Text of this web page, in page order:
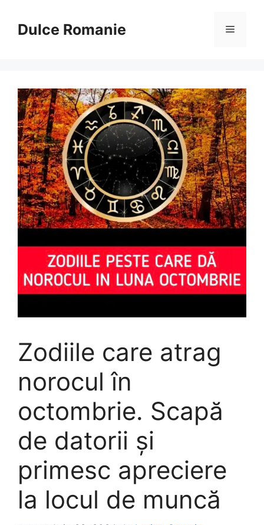
conținutDulce Romanie Meniu
Zodiile care atrag
norocul în
octombrie. Scapă
de datorii și
primesc apreciere
la locul de muncă